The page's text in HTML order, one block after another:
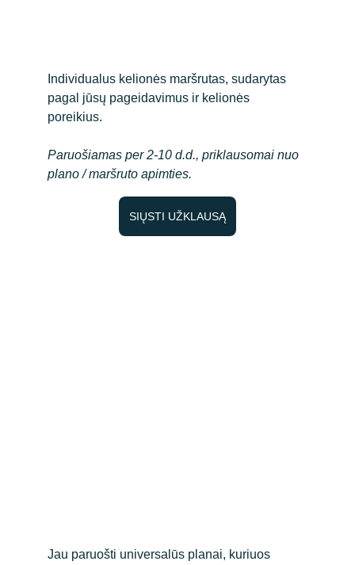
Individualus kelionės maršrutas, sudarytas
pagal jūsų pageidavimus ir kelionės
poreikius.
Paruošiamas per 2-10 d.d., priklausomai nuo
plano / maršruto apimties.
Jau paruošti universalūs planai, kuriuos
SIŲSTI UŽKLAUSĄ